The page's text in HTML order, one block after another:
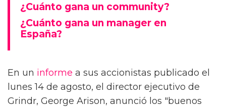
¿Cuánto gana un community?
¿Cuánto gana un manager en
España?
En un informe a sus accionistas publicado el
lunes 14 de agosto, el director ejecutivo de
Grindr, George Arison, anunció los "buenos